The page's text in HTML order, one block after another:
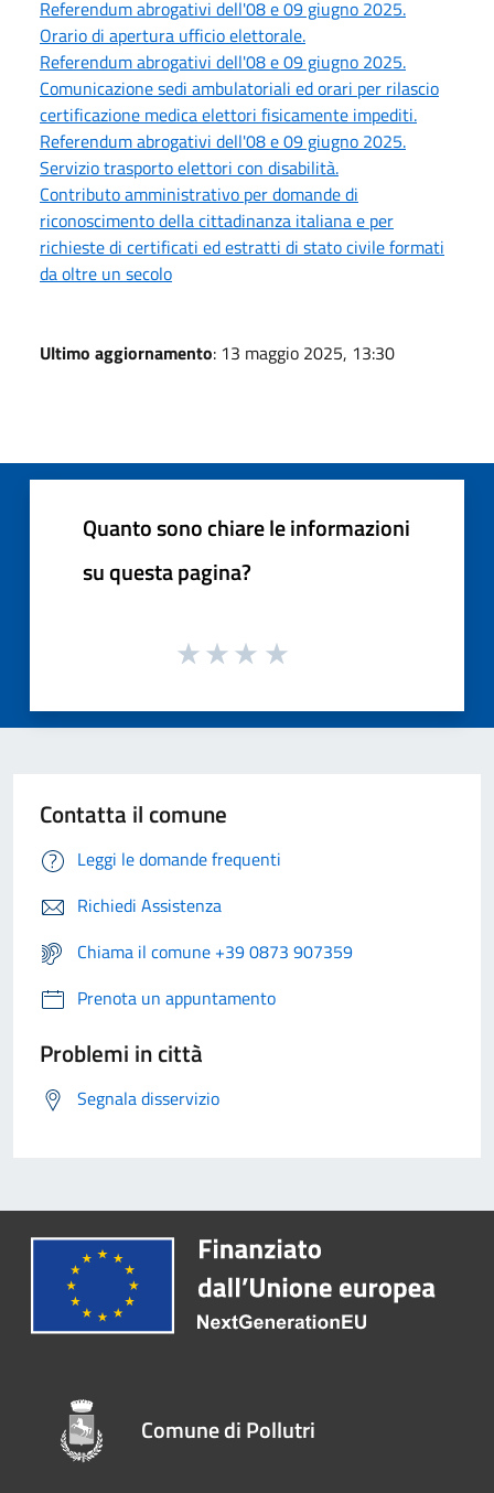
Referendum abrogativi dell'08 e 09 giugno 2025.
Orario di apertura ufficio elettorale.
Referendum abrogativi dell'08 e 09 giugno 2025.
Comunicazione sedi ambulatoriali ed orari per rilascio
certificazione medica elettori fisicamente impediti.
Referendum abrogativi dell'08 e 09 giugno 2025.
Servizio trasporto elettori con disabilità.
Contributo amministrativo per domande di
riconoscimento della cittadinanza italiana e per
richieste di certificati ed estratti di stato civile formati
da oltre un secolo
Ultimo aggiornamento: 13 maggio 2025, 13:30
Quanto sono chiare le informazioni
su questa pagina?
Contatta il comune
Leggi le domande frequenti
Richiedi Assistenza
Chiama il comune +39 0873 907359
Prenota un appuntamento
Problemi in città
Segnala disservizio
Comune di Pollutri